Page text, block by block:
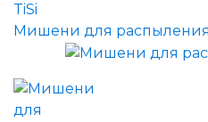
Мишени для